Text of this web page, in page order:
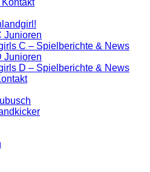
Junioren
C – Spielberichte & News
Junioren
D – Spielberichte & News